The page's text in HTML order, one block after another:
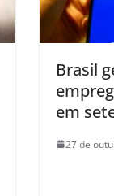
Brasil
em
27 de